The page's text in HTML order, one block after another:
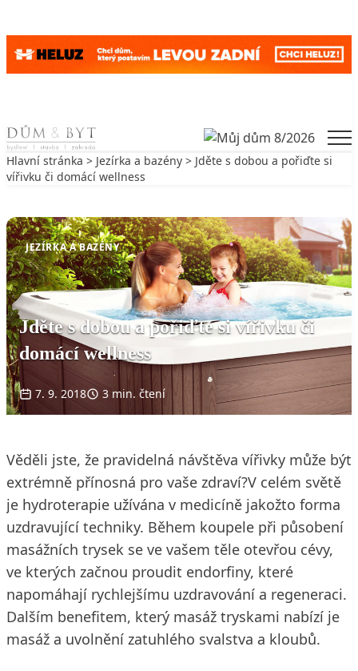
Skip to content
Hlavní stránka > Jezírka a bazény > Jděte s dobou a pořiďte si
vířivku či domácí wellness
JEZÍRKA A BAZÉNY
Jděte s dobou a pořiďte si vířivku či
domácí wellness
7. 9. 2018 3 min. čtení
Věděli jste, že pravidelná návštěva vířivky může být
extrémně přínosná pro vaše zdraví?V celém světě
je hydroterapie užívána v medicíně jakožto forma
uzdravující techniky. Během koupele při působení
masážních trysek se ve vašem těle otevřou cévy,
ve kterých začnou proudit endorfiny, které
napomáhají rychlejšímu uzdravování a regeneraci.
Dalším benefitem, který masáž tryskami nabízí je
masáž a uvolnění zatuhlého svalstva a kloubů.